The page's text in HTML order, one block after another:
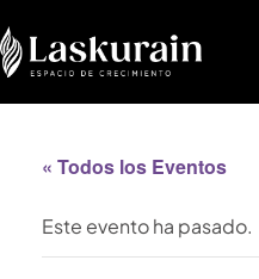
« Todos los Eventos
Este evento ha pasado.